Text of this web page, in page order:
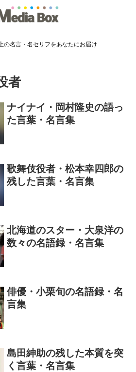
の名言・名セリフをあなたにお届け
者
ナイナイ・岡村隆史の語っ
た言葉・名言集
歌舞伎役者・松本幸四郎の
残した言葉・名言集
北海道のスター・大泉洋の
数々の名語録・名言集
俳優・小栗旬の名語録・名
言集
島田紳助の残した本質を突
く言葉・名言集